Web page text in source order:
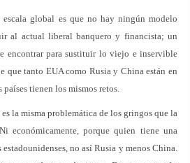
global es que no hay ningún modelo
al actual liberal banquero y financista; un
encontrar para sustituir lo viejo e inservible
que tanto EUA como Rusia y China están en
tienen los mismos retos.
la misma problemática de los gringos que la
económicamente, porque quien tiene una
no así Rusia y menos China.